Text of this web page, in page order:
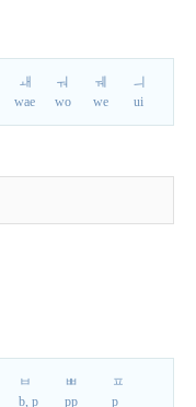
ㅙ
wae
ㅝ
wo
ㅞ
we
ㅢ
ui
ㅂ
b, p
ㅃ
pp
ㅍ
p